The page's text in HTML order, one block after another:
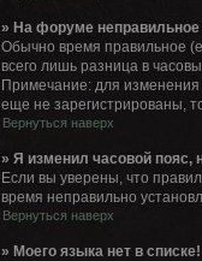
» На форуме
Обычно время правильное
всего лишь разница в
Примечание: для изменения
еще не зарегистрированы,
Вернуться наверх
» Я изменил часовой пояс,
Если вы уверены, что
время неправильно
Вернуться наверх
» Моего языка нет в списке!